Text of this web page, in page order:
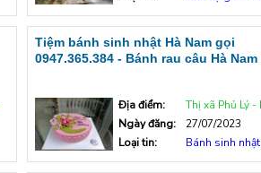
Tiệm bánh sinh nhật Hà Nam gọi
0947.365.384 - Bánh rau câu Hà Nam
Địa điểm:
Thị xã Phủ Lý -
Ngày đăng:
27/07/2023
Loại tin:
Bánh sinh nhật,